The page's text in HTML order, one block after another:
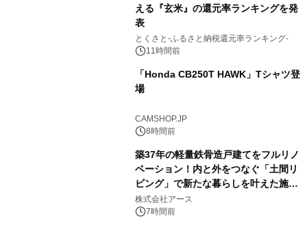
える『玄米』の還元率ランキングを発
表
とくさと-ふるさと納税還元率ランキング-
11時間前
「Honda CB250T HAWK」Tシャツ登
場
CAMSHOP.JP
8時間前
築37年の軽量鉄骨造戸建てをフルリノ
ベーション！内と外をつなぐ「土間リ
ビング」で新たな暮らしを叶えた施工
事例を株式会社アースが公開
株式会社アース
7時間前